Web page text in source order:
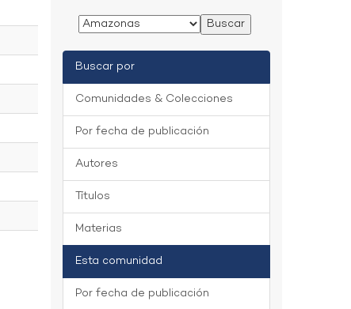
Buscar por
Comunidades & Colecciones
Por fecha de publicación
Autores
Títulos
Materias
Esta comunidad
Por fecha de publicación